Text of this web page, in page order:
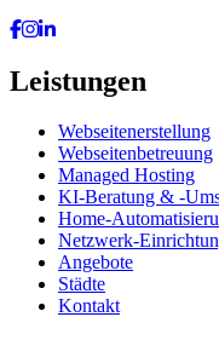
Leistungen
Webseitenerstellung
Webseitenbetreuung
Managed Hosting
KI-Beratung & -
Home-
Netzwerk-
Angebote
Städte
Kontakt